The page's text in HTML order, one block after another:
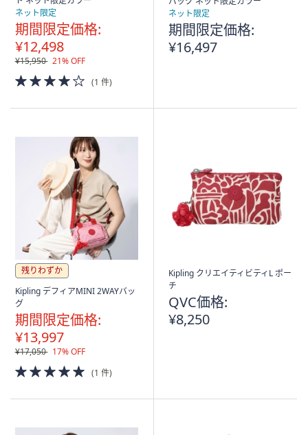
ネット限定
期間限定価格:
¥12,498
¥15,950 21% OFF
4.0
of
(1 件)
ネット限定
期間限定価格:
¥16,497
残りわずか
Kipling デフィアMINI 2WAYバッ
グ
期間限定価格:
¥13,997
¥17,050 17% OFF
5.0
of
(1 件)
Kipling クリエイティビティL ポー
チ
QVC価格:
¥8,250